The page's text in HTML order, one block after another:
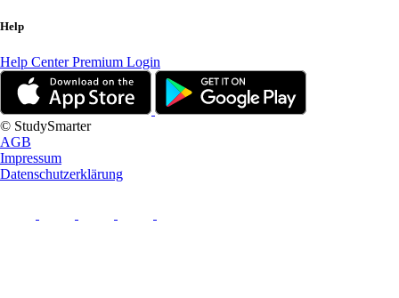
Help
Help CenterPremium Login
© StudySmarter
AGB
Impressum
Datenschutzerklärung